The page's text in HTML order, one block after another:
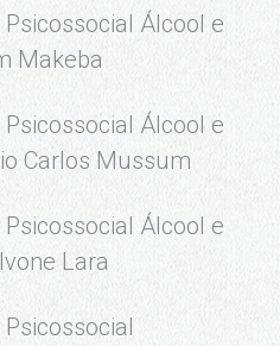
Álcool e
Makeba
Álcool e
Carlos Mussum
Álcool e
Lara